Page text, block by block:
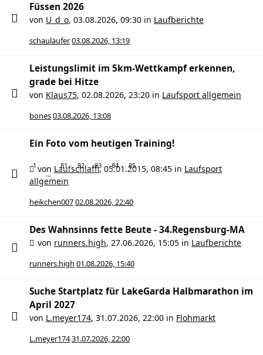
Füssen 2026
von U_d_o, 03.08.2026, 09:30 in Laufberichte
schauläufer03.08.2026, 13:19
Leistungslimit im 5km-Wettkampf erkennen,
grade bei Hitze
von Klaus75, 02.08.2026, 23:20 in Laufsport allgemein
bones03.08.2026, 13:08
Ein Foto vom heutigen Training!
1
…
81 82 83 84 85
von Laufschlaffi, 05.01.2015, 08:45 in Laufsport
allgemein
heikchen00702.08.2026, 22:40
Des Wahnsinns fette Beute - 34.Regensburg-MA
von runners.high, 27.06.2026, 15:05 in Laufberichte
runners.high 01.08.2026, 15:40
Suche Startplatz für LakeGarda Halbmarathon im
April 2027
von L.meyer174, 31.07.2026, 22:00 in Flohmarkt
L.meyer17431.07.2026, 22:00